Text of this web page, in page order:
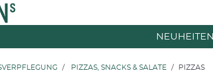
NEUHEITEN
PIZZAS, SNACKS & SALATE PIZZAS